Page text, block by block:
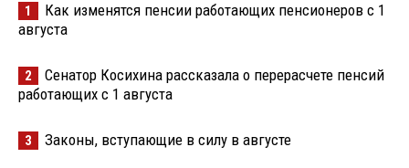
1
Как изменятся пенсии работающих пенсионеров с 1
августа
2
Сенатор Косихина рассказала о перерасчете пенсий
работающих с 1 августа
3 Законы, вступающие в силу в августе